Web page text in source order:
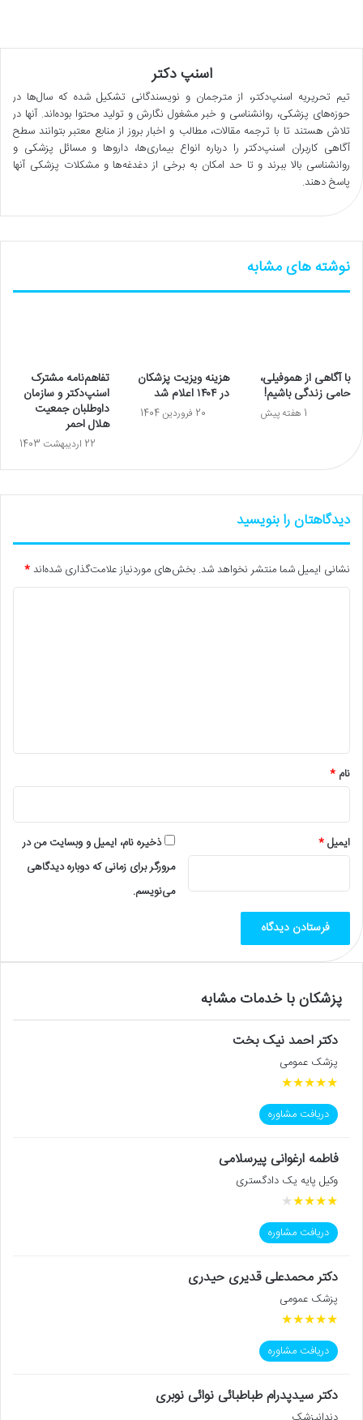
اسنپ دکتر
تیم تحریریه اسنپ‌دکتر، از مترجمان و نویسندگانی تشکیل شده که سال‌ها در
حوزه‌های پزشکی، روانشناسی و خبر مشغول نگارش و تولید محتوا بوده‌اند. آنها در
تلاش هستند تا با ترجمه مقالات، مطالب و اخبار بروز از منابع معتبر بتوانند سطح
آگاهی کاربران اسنپ‌دکتر را درباره انواع بیماری‌ها، داروها و مسائل پزشکی و
روانشناسی بالا ببرند و تا حد امکان به برخی از دغدغه‌ها و مشکلات پزشکی آنها
پاسخ دهند.
نوشته های مشابه
با آگاهی از هموفیلی،
حامی زندگی باشیم!
1 هفته پیش
هزینه ویزیت پزشکان
در ۱۴۰۴ اعلام شد
20 فروردین 1404
تفاهم‌نامه مشترک
اسنپ‌دکتر و سازمان
داوطلبان جمعیت
هلال احمر
22 اردیبهشت 1403
دیدگاهتان را بنویسید
نشانی ایمیل شما منتشر نخواهد شد. بخش‌های موردنیاز علامت‌گذاری شده‌اند*
نام *
ایمیل*
ذخیره نام، ایمیل و وبسایت من در
مرورگر برای زمانی که دوباره دیدگاهی
می‌نویسم.
پزشکان با خدمات مشابه
دکتر احمد نیک بخت
پزشک عمومی
★
★
★
★
★
دریافت مشاوره
فاطمه ارغوانی پیرسلامی
وکیل پایه یک دادگستری
★
★
★
★
★
دریافت مشاوره
دکتر محمدعلی قدیری حیدری
پزشک عمومی
★
★
★
★
★
دریافت مشاوره
دکتر سیدپدرام طباطبائی نوائی نوبری